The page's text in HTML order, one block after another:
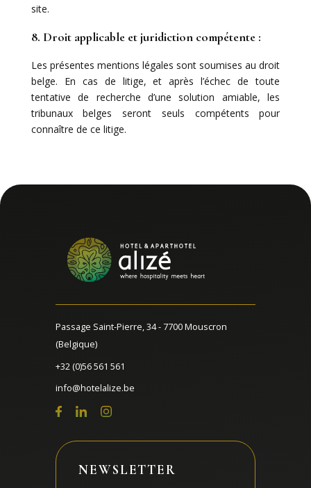
site.
8. Droit applicable et juridiction compétente :
Les présentes mentions légales sont soumises au droit
belge. En cas de litige, et après l’échec de toute
tentative de recherche d’une solution amiable, les
tribunaux belges seront seuls compétents pour
connaître de ce litige.
Passage Saint-Pierre, 34 - 7700 Mouscron
(Belgique)
+32 (0)56 561 561
info@hotelalize.be
NEWSLETTER